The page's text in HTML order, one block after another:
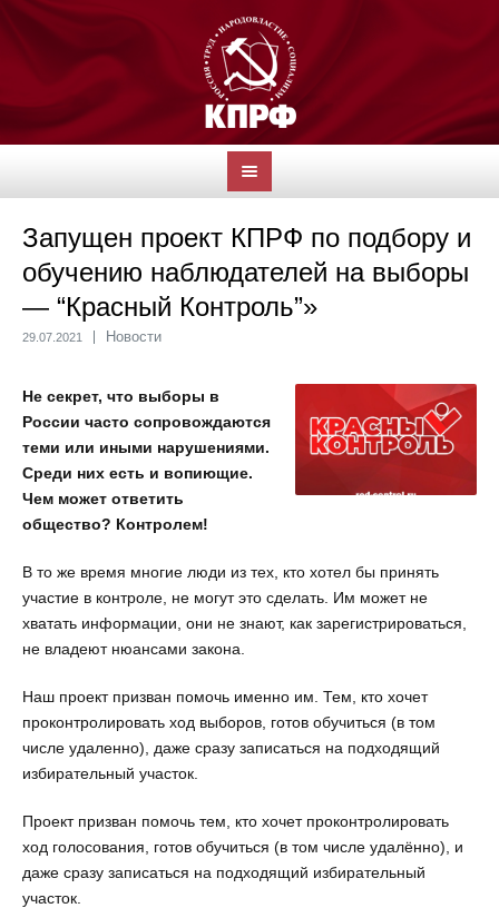
Запущен проект КПРФ по подбору и
обучению наблюдателей на выборы
— “Красный Контроль”»
29.07.2021 Новости
Не секрет, что выборы в
России часто сопровождаются
теми или иными нарушениями.
Среди них есть и вопиющие.
Чем может ответить
общество? Контролем!
В то же время многие люди из тех, кто хотел бы принять
участие в контроле, не могут это сделать. Им может не
хватать информации, они не знают, как зарегистрироваться,
не владеют нюансами закона.
Наш проект призван помочь именно им. Тем, кто хочет
проконтролировать ход выборов, готов обучиться (в том
числе удаленно), даже сразу записаться на подходящий
избирательный участок.
Проект призван помочь тем, кто хочет проконтролировать
ход голосования, готов обучиться (в том числе удалённо), и
даже сразу записаться на подходящий избирательный
участок.